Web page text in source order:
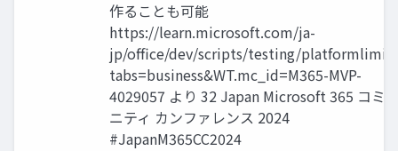
作ることも可能
https://learn.microsoft.com/ja-
jp/office/dev/scripts/testing/
tabs=business&WT.mc_id=M365-MVP-
4029057 より 32 Japan Microsoft 365 コミ
ニティ カンファレンス 2024
#JapanM365CC2024